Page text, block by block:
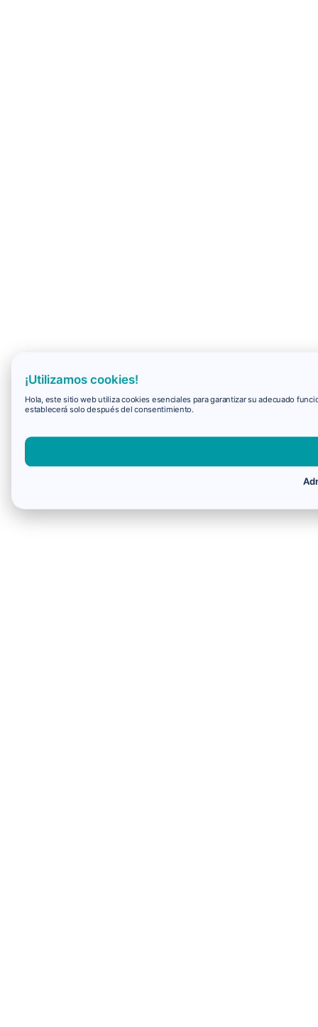
¡Utilizamos cookies!
Hola, este sitio web utiliza cookies esenciales para garantizar su adecuado
establecerá solo después del consentimiento.